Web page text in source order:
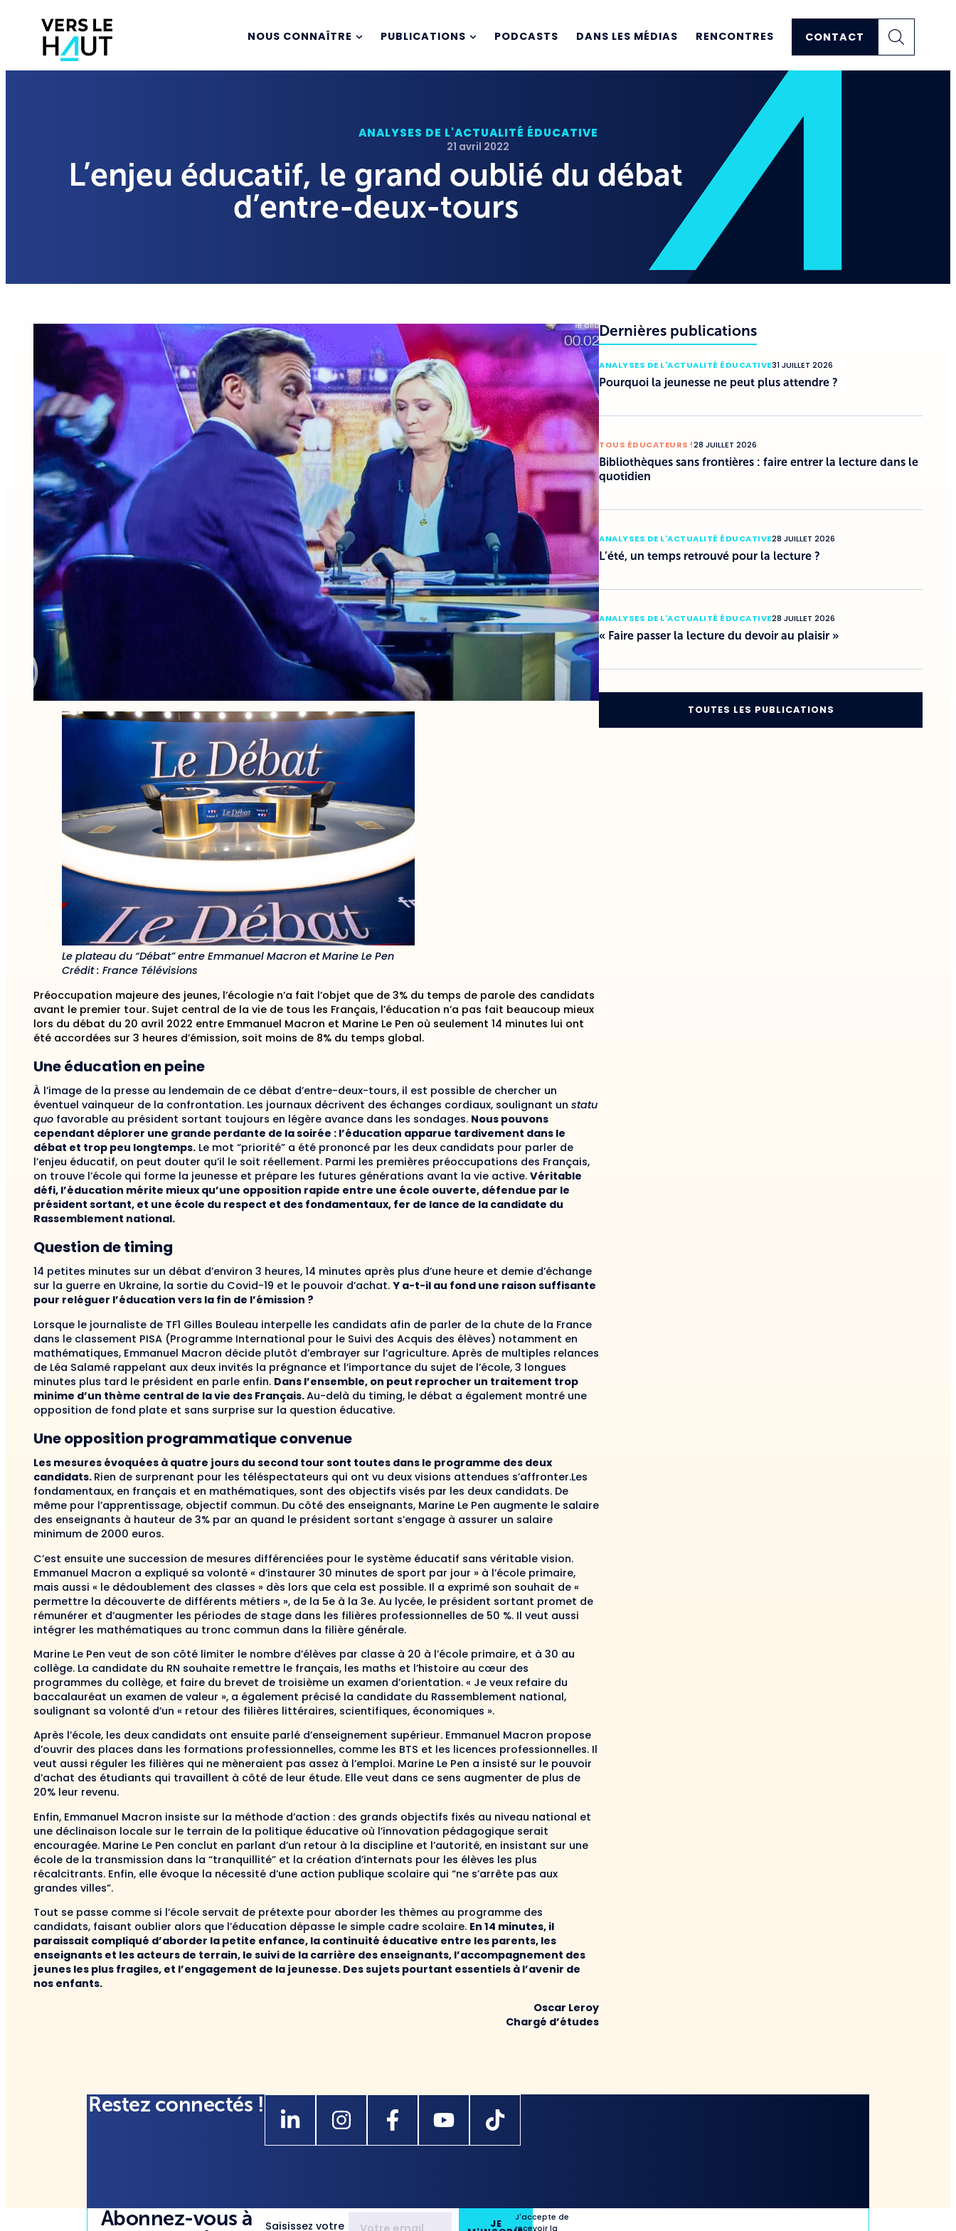
NOUS CONNAÎTRE PUBLICATIONS PODCASTS DANS LES MÉDIAS RENCONTRES CONTACT
ANALYSES DE L'ACTUALITÉ ÉDUCATIVE
21 avril 2022
L’enjeu éducatif, le grand oublié du débat
d’entre-deux-tours
Le plateau du “Débat” entre Emmanuel Macron et Marine Le Pen
Crédit : France Télévisions
Préoccupation majeure des jeunes, l’écologie n’a fait l’objet que de 3% du temps de parole des candidats
avant le premier tour. Sujet central de la vie de tous les Français, l’éducation n’a pas fait beaucoup mieux
lors du débat du 20 avril 2022 entre Emmanuel Macron et Marine Le Pen où seulement 14 minutes lui ont
été accordées sur 3 heures d’émission, soit moins de 8% du temps global.
Une éducation en peine
À l’image de la presse au lendemain de ce débat d’entre-deux-tours, il est possible de chercher un
éventuel vainqueur de la confrontation. Les journaux décrivent des échanges cordiaux, soulignant un statu
quo favorable au président sortant toujours en légère avance dans les sondages. Nous pouvons
cependant déplorer une grande perdante de la soirée : l’éducation apparue tardivement dans le
débat et trop peu longtemps. Le mot “priorité” a été prononcé par les deux candidats pour parler de
l’enjeu éducatif, on peut douter qu’il le soit réellement. Parmi les premières préoccupations des Français,
on trouve l’école qui forme la jeunesse et prépare les futures générations avant la vie active. Véritable
défi, l’éducation mérite mieux qu’une opposition rapide entre une école ouverte, défendue par le
président sortant, et une école du respect et des fondamentaux, fer de lance de la candidate du
Rassemblement national.
Question de timing
14 petites minutes sur un débat d’environ 3 heures, 14 minutes après plus d’une heure et demie d’échange
sur la guerre en Ukraine, la sortie du Covid-19 et le pouvoir d’achat. Y a-t-il au fond une raison suffisante
pour reléguer l’éducation vers la fin de l’émission ?
Lorsque le journaliste de TF1 Gilles Bouleau interpelle les candidats afin de parler de la chute de la France
dans le classement PISA (Programme International pour le Suivi des Acquis des élèves) notamment en
mathématiques, Emmanuel Macron décide plutôt d’embrayer sur l’agriculture. Après de multiples relances
de Léa Salamé rappelant aux deux invités la prégnance et l’importance du sujet de l’école, 3 longues
minutes plus tard le président en parle enfin. Dans l’ensemble, on peut reprocher un traitement trop
minime d’un thème central de la vie des Français.Au-delà du timing, le débat a également montré une
opposition de fond plate et sans surprise sur la question éducative.
Une opposition programmatique convenue
Les mesures évoquées à quatre jours du second tour sont toutes dans le programme des deux
candidats. Rien de surprenant pour les téléspectateurs qui ont vu deux visions attendues s’affronter.Les
fondamentaux, en français et en mathématiques, sont des objectifs visés par les deux candidats. De
même pour l’apprentissage, objectif commun. Du côté des enseignants, Marine Le Pen augmente le salaire
des enseignants à hauteur de 3% par an quand le président sortant s’engage à assurer un salaire
minimum de 2000 euros.
C’est ensuite une succession de mesures différenciées pour le système éducatif sans véritable vision.
Emmanuel Macron a expliqué sa volonté « d’instaurer 30 minutes de sport par jour » à l’école primaire,
mais aussi « le dédoublement des classes » dès lors que cela est possible. Il a exprimé son souhait de «
permettre la découverte de différents métiers », de la 5e à la 3e. Au lycée, le président sortant promet de
rémunérer et d’augmenter les périodes de stage dans les filières professionnelles de 50 %. Il veut aussi
intégrer les mathématiques au tronc commun dans la filière générale.
Marine Le Pen veut de son côté limiter le nombre d’élèves par classe à 20 à l’école primaire, et à 30 au
collège. La candidate du RN souhaite remettre le français, les maths et l’histoire au cœur des
programmes du collège, et faire du brevet de troisième un examen d’orientation. « Je veux refaire du
baccalauréat un examen de valeur », a également précisé la candidate du Rassemblement national,
soulignant sa volonté d’un « retour des filières littéraires, scientifiques, économiques ».
Après l’école, les deux candidats ont ensuite parlé d’enseignement supérieur. Emmanuel Macron propose
d’ouvrir des places dans les formations professionnelles, comme les BTS et les licences professionnelles. Il
veut aussi réguler les filières qui ne mèneraient pas assez à l’emploi. Marine Le Pen a insisté sur le pouvoir
d’achat des étudiants qui travaillent à côté de leur étude. Elle veut dans ce sens augmenter de plus de
20% leur revenu.
Enfin, Emmanuel Macron insiste sur la méthode d’action : des grands objectifs fixés au niveau national et
une déclinaison locale sur le terrain de la politique éducative où l’innovation pédagogique serait
encouragée. Marine Le Pen conclut en parlant d’un retour à la discipline et l’autorité, en insistant sur une
école de la transmission dans la “tranquillité” et la création d’internats pour les élèves les plus
récalcitrants. Enfin, elle évoque la nécessité d’une action publique scolaire qui “ne s’arrête pas aux
grandes villes”.
Tout se passe comme si l’école servait de prétexte pour aborder les thèmes au programme des
candidats, faisant oublier alors que l’éducation dépasse le simple cadre scolaire. En 14 minutes, il
paraissait compliqué d’aborder la petite enfance, la continuité éducative entre les parents, les
enseignants et les acteurs de terrain, le suivi de la carrière des enseignants, l’accompagnement des
jeunes les plus fragiles, et l’engagement de la jeunesse. Des sujets pourtant essentiels à l’avenir de
nos enfants.
Oscar Leroy
Chargé d’études
Dernières publications
ANALYSES DE L'ACTUALITÉ ÉDUCATIVE31 JUILLET 2026
Pourquoi la jeunesse ne peut plus attendre ?
TOUS ÉDUCATEURS !28 JUILLET 2026
Bibliothèques sans frontières : faire entrer la lecture dans le
quotidien
ANALYSES DE L'ACTUALITÉ ÉDUCATIVE28 JUILLET 2026
L’été, un temps retrouvé pour la lecture ?
ANALYSES DE L'ACTUALITÉ ÉDUCATIVE28 JUILLET 2026
« Faire passer la lecture du devoir au plaisir »
TOUTES LES PUBLICATIONS
Restez connectés !
Abonnez-vous à
Saisissez votre
JE
J'accepte de
recevoir la